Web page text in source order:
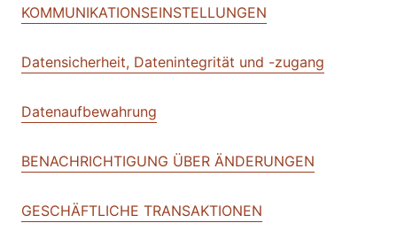
KOMMUNIKATIONSEINSTELLUNGEN
Datensicherheit, Datenintegrität und -zugang
Datenaufbewahrung
BENACHRICHTIGUNG ÜBER ÄNDERUNGEN
GESCHÄFTLICHE TRANSAKTIONEN